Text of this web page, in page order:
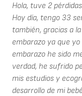
Hola, tuve 2
Hoy día, tengo 33
también, gracias a
embarazo ya que
embarazo he sido
verdad, he sufrido
mis estudios y
desarrollo de mi